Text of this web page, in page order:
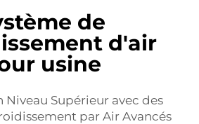
de
d'air
usine
Supérieur avec des
par Air Avancés